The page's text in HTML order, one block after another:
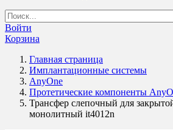
Войти
Корзина
Главная страница
Имплантационные системы
AnyOne
Протетические компоненты
Трансфер слепочный для
монолитный it4012n